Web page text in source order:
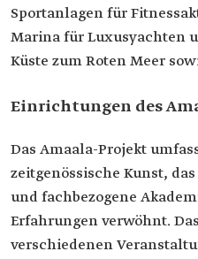
Sportanlagen für
Marina für Luxusyachten
Küste zum Roten Meer
Einrichtungen des
Das Amaala-Projekt
zeitgenössische Kunst,
und fachbezogene
Erfahrungen verwöhnt.
verschiedenen